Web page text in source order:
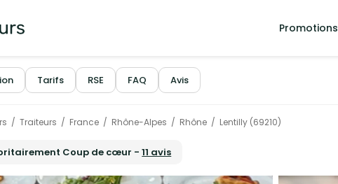
Promotions
Tarifs RSE FAQ Avis
Traiteurs France Rhône-Alpes Rhône Lentilly (69210)
Coup de cœur -11 avis